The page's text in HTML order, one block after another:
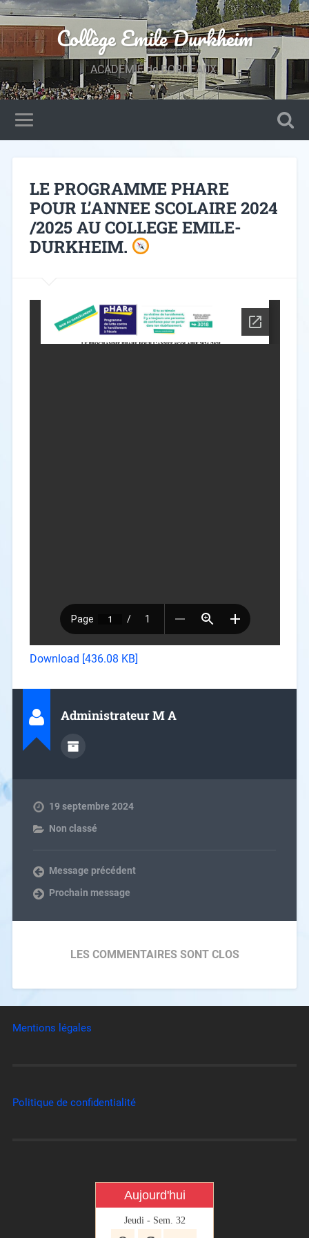
Collège Emile Durkheim
ACADEMIE de BORDEAUX.
LE PROGRAMME PHARE
POUR L’ANNEE SCOLAIRE 2024
/2025 AU COLLEGE EMILE-
DURKHEIM.
Download [436.08 KB]
Administrateur M A
19 septembre 2024
Non classé
Message précédent
Prochain message
LES COMMENTAIRES SONT CLOS
Mentions légales
Politique de confidentialité
Aujourd'hui
Jeudi - Sem. 32